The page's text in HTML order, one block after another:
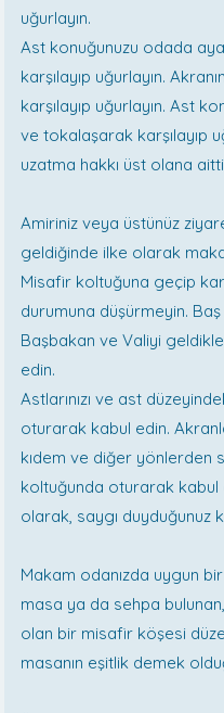
uğurlayın.
Ast konuğunuzu odada
karşılayıp uğurlayın.
karşılayıp uğurlayın. Ast
ve tokalaşarak karşılayıp
uzatma hakkı üst olana
Amiriniz veya üstünüz
geldiğinde ilke olarak
Misafir koltuğuna geçip
durumuna düşürmeyin. Baş
Başbakan ve Valiyi
edin.
Astlarınızı ve ast
oturarak kabul edin.
kıdem ve diğer yönlerden
koltuğunda oturarak kabul
olarak, saygı duyduğunuz
Makam odanızda uygun
masa ya da sehpa
olan bir misafir köşesi
masanın eşitlik demek